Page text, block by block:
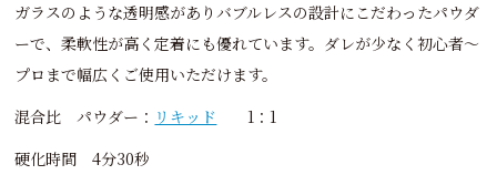
ガラスのような透明感がありバブルレスの設計にこだわったパウダ
ーで、柔軟性が高く定着にも優れています。ダレが少なく初心者～
プロまで幅広くご使用いただけます。
混合比 パウダー： リキッド 1：1
硬化時間 4分30秒